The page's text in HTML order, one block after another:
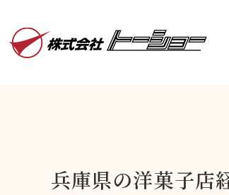
兵庫県の洋菓子店